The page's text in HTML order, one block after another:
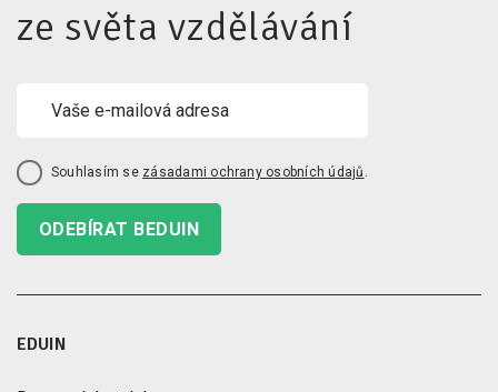
ze světa vzdělávání
Souhlasím se zásadami ochrany osobních údajů .
ODEBÍRAT BEDUIN
EDUIN